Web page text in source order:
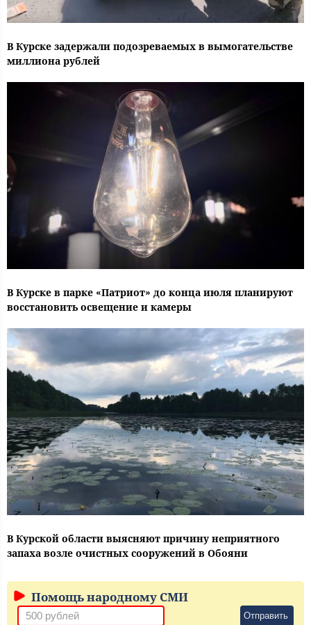
В Курске задержали подозреваемых в вымогательстве
миллиона рублей
В Курске в парке «Патриот» до конца июля планируют
восстановить освещение и камеры
В Курской области выясняют причину неприятного
запаха возле очистных сооружений в Обояни
Помощь народному СМИ
Отправить